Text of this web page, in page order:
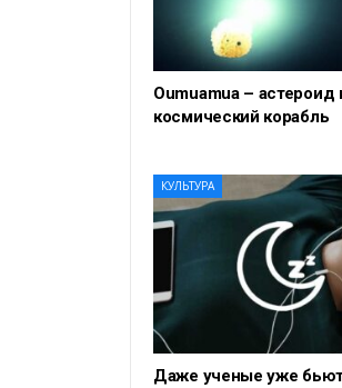
Oumuamua – астероид
космический корабль
КУЛЬТУРА
Даже ученые уже